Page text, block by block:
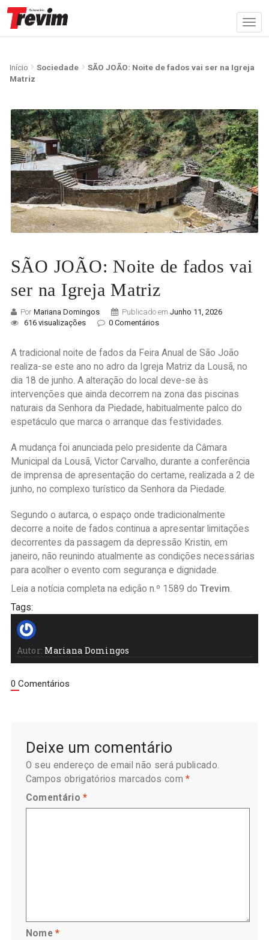
Início Sociedade
SÃO JOÃO: Noite de fados vai ser na Igreja
Matriz
SÃO JOÃO: Noite de fados vai
ser na Igreja Matriz
Por Mariana Domingos Publicado em Junho 11, 2026
616 visualizações
0 Comentários
A tradicional noite de fados da Feira Anual de São João
realiza-se este ano no adro da Igreja Matriz da Lousã, no
dia 18 de junho. A alteração do local deve-se às
intervenções que ainda decorrem na zona das piscinas
naturais da Senhora da Piedade, habitualmente palco do
espetáculo que marca o arranque das festividades.
A mudança foi anunciada pelo presidente da Câmara
Municipal da Lousã, Victor Carvalho, durante a conferência
de imprensa de apresentação do certame, realizada a 2 de
junho, no complexo turístico da Senhora da Piedade.
Segundo o autarca, o espaço onde tradicionalmente
decorre a noite de fados continua a apresentar limitações
decorrentes da passagem da depressão Kristin, em
janeiro, não reunindo atualmente as condições necessárias
para acolher o evento com segurança e dignidade.
Leia a notícia completa na edição n.º 1589 do Trevim.
Tags:
Autor: Mariana Domingos
0 Comentários
Deixe um comentário
O seu endereço de email não será publicado.
Campos obrigatórios marcados com*
Comentário*
Nome*